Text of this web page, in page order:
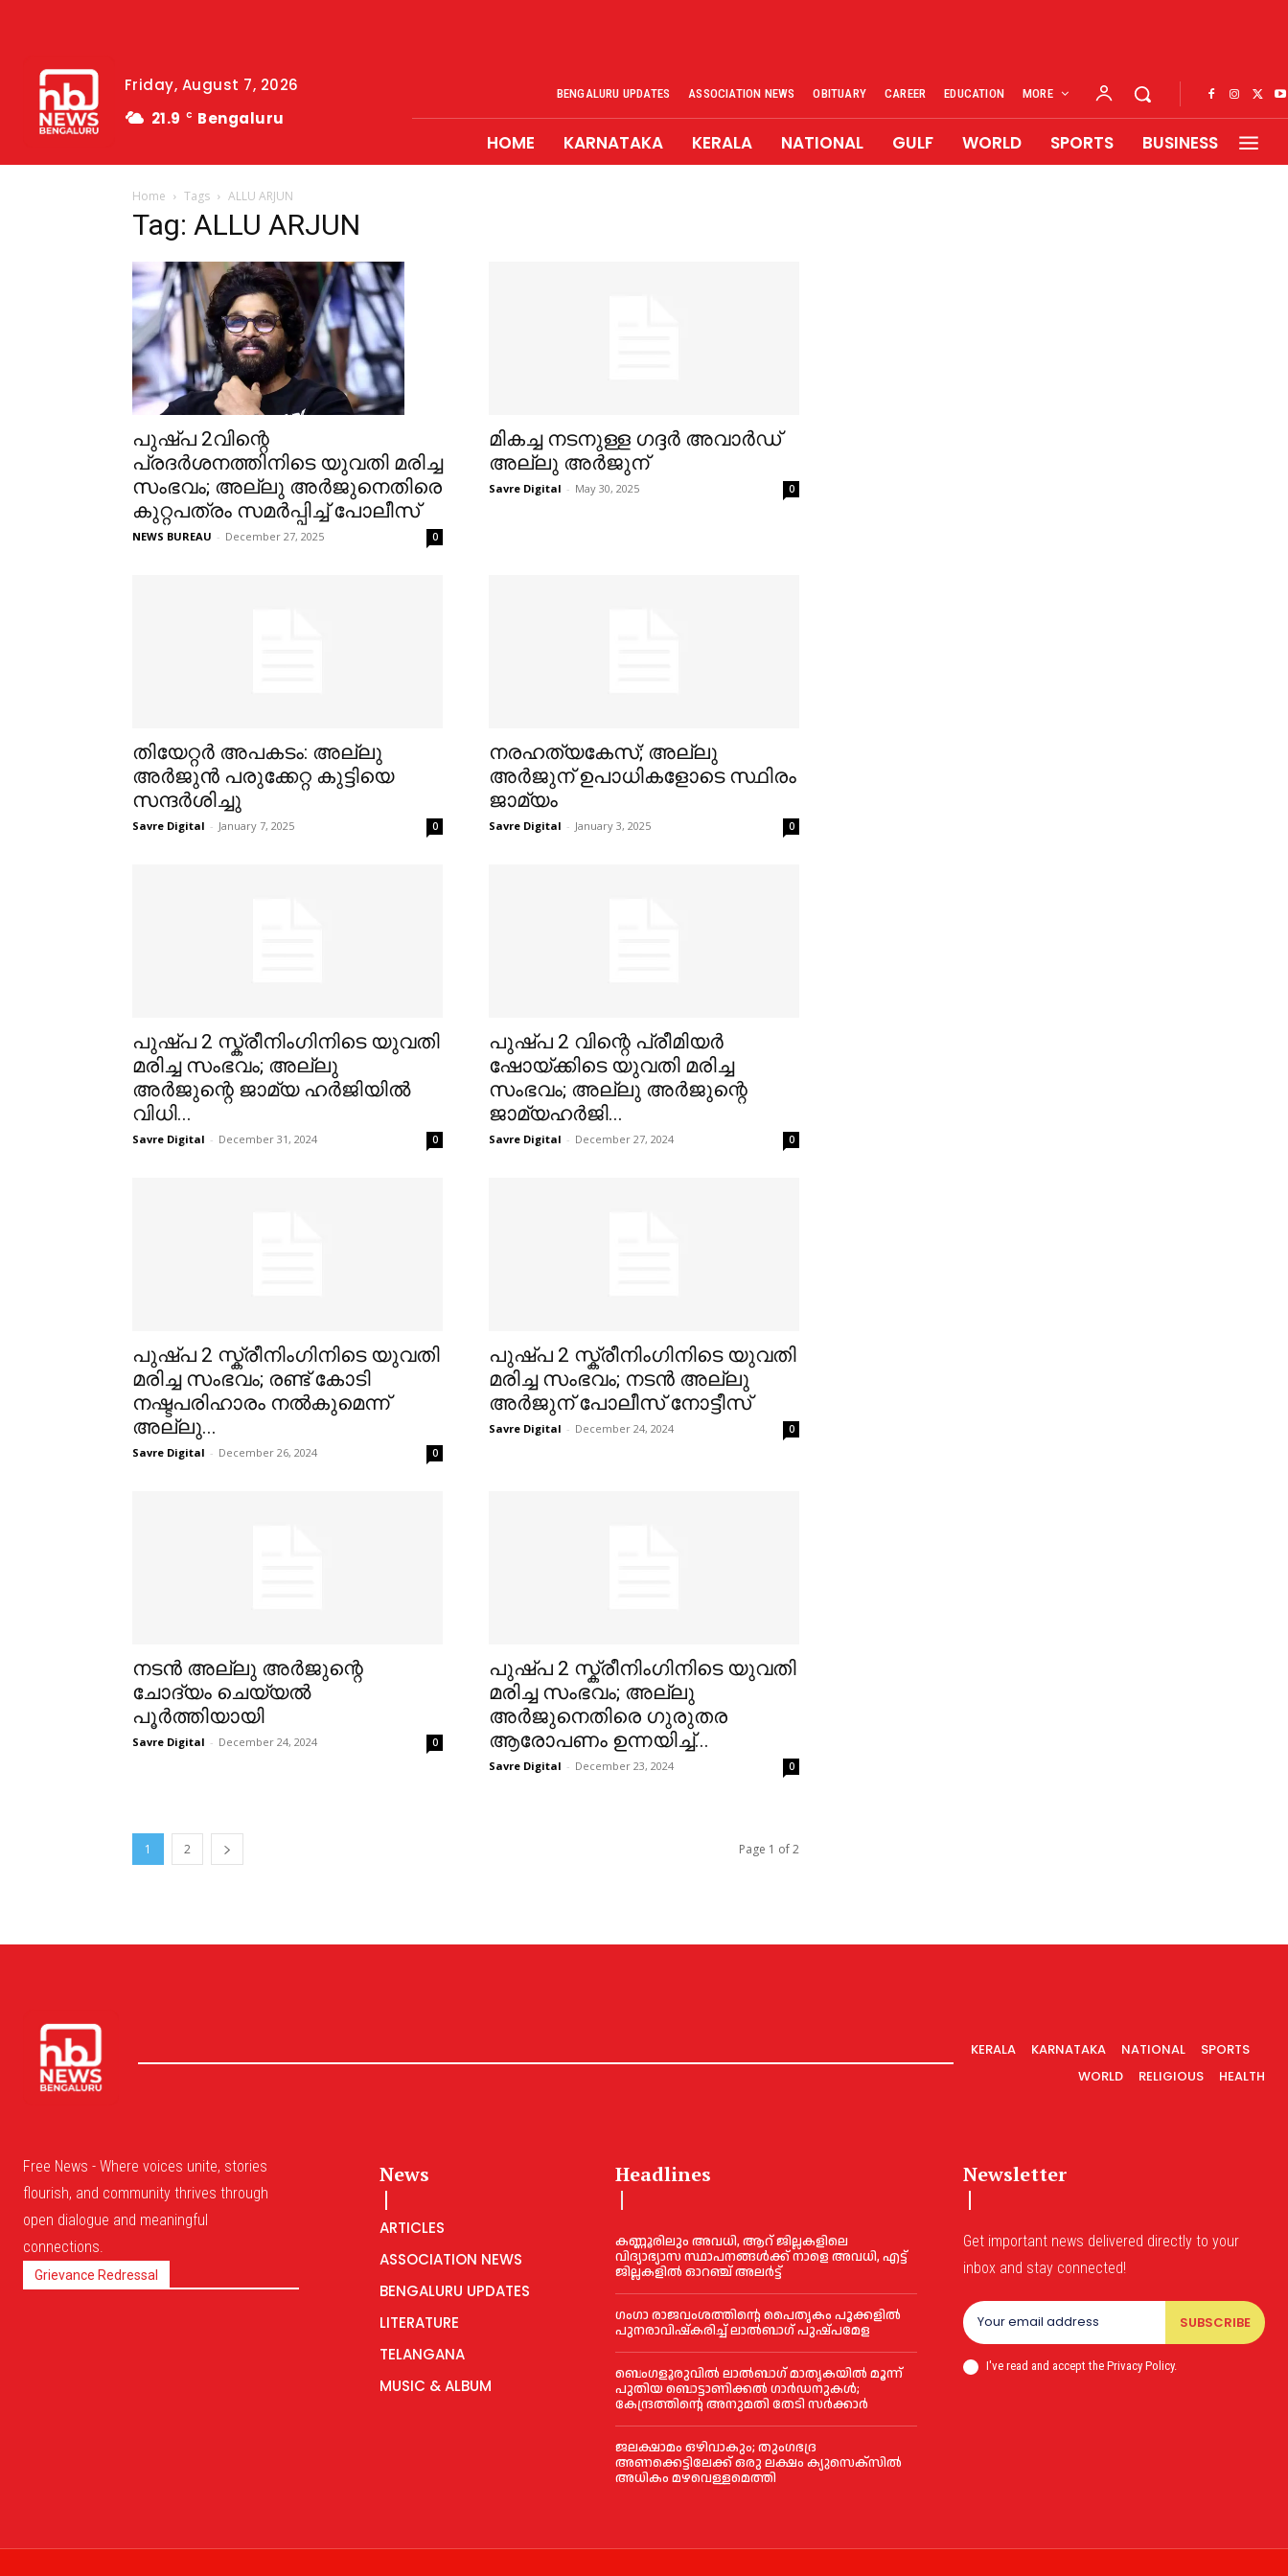
Friday, August 7, 2026
21.9
C Bengaluru
BENGALURU UPDATES ASSOCIATION NEWS OBITUARY CAREER EDUCATION MORE
HOME KARNATAKA KERALA NATIONAL GULF WORLD SPORTS BUSINESS
Home Tags ALLU ARJUN
Tag: ALLU ARJUN
പുഷ്പ 2വിന്റെ
പ്രദര്‍ശനത്തിനിടെ യുവതി മരിച്ച
സംഭവം; അല്ലു അര്‍ജുനെതിരെ
കുറ്റപത്രം സമര്‍പ്പിച്ച്‌ പോലീസ്
NEWS BUREAU - December 27, 2025 0
മികച്ച നടനുള്ള ഗദ്ദര്‍ അവാര്‍ഡ്
അല്ലു അര്‍ജുന്
Savre Digital - May 30, 2025 0
തിയേറ്റര്‍ അപകടം: അല്ലു
അര്‍ജുൻ പരുക്കേറ്റ കുട്ടിയെ
സന്ദര്‍ശിച്ചു
Savre Digital - January 7, 2025 0
നരഹത്യകേസ്‌; അല്ലു
അര്‍ജുന് ഉപാധികളോടെ സ്ഥിരം
ജാമ്യം
Savre Digital - January 3, 2025 0
പുഷ്പ 2 സ്ക്രീനിംഗിനിടെ യുവതി
മരിച്ച സംഭവം; അല്ലു
അർജുന്റെ ജാമ്യ ഹർജിയിൽ
വിധി...
Savre Digital - December 31, 2024 0
പുഷ്പ 2 വിന്റെ പ്രീമിയര്‍
ഷോയ്ക്കിടെ യുവതി മരിച്ച
സംഭവം; അല്ലു അര്‍ജുന്റെ
ജാമ്യഹര്‍ജി...
Savre Digital - December 27, 2024 0
പുഷ്പ 2 സ്ക്രീനിംഗിനിടെ യുവതി
മരിച്ച സംഭവം; രണ്ട് കോടി
നഷ്ടപരിഹാരം നൽകുമെന്ന്
അല്ലു...
Savre Digital - December 26, 2024 0
പുഷ്പ 2 സ്ക്രീനിംഗിനിടെ യുവതി
മരിച്ച സംഭവം; നടൻ അല്ലു
അർജുന് പോലീസ് നോട്ടീസ്
Savre Digital - December 24, 2024 0
നടൻ അല്ലു അര്‍ജുന്റെ
ചോദ്യം ചെയ്യല്‍
പൂര്‍ത്തിയായി
Savre Digital - December 24, 2024 0
പുഷ്പ 2 സ്ക്രീനിംഗിനിടെ യുവതി
മരിച്ച സംഭവം; അല്ലു
അർജുനെതിരെ ഗുരുതര
ആരോപണം ഉന്നയിച്ച്...
Savre Digital - December 23, 2024 0
1 2 Page 1 of 2
KERALA KARNATAKA NATIONAL
SPORTS
WORLD
RELIGIOUS HEALTH
Free News - Where voices unite, stories
flourish, and community thrives through
open dialogue and meaningful
connections.
Grievance Redressal
News
ARTICLES
ASSOCIATION NEWS
BENGALURU UPDATES
LITERATURE
TELANGANA
MUSIC & ALBUM
Headlines
കണ്ണൂരിലും അവധി, ആറ് ജില്ലകളിലെ
വിദ്യാഭ്യാസ സ്ഥാപനങ്ങൾക്ക് നാളെ അവധി, എട്ട്
ജില്ലകളിൽ ഓറഞ്ച് അലർട്ട്
ഗംഗാ രാജവംശത്തിന്റെ പൈതൃകം പൂക്കളിൽ
പുനരാവിഷ്‌കരിച്ച് ലാൽബാഗ് പുഷ്പമേള
ബെംഗളൂരുവിൽ ലാൽബാഗ് മാതൃകയിൽ മൂന്ന്
പുതിയ ബൊട്ടാണിക്കൽ ഗാർഡനുകൾ;
കേന്ദ്രത്തിന്റെ അനുമതി തേടി സർക്കാർ
ജലക്ഷാമം ഒഴിവാകും; തുംഗഭദ്ര
അണക്കെട്ടിലേക്ക് ഒരു ലക്ഷം ക്യുസെക്സില്‍
അധികം മഴവെള്ളമെത്തി
Newsletter
Get important news delivered directly to your
inbox and stay connected!
SUBSCRIBE
I've read and accept the Privacy Policy.